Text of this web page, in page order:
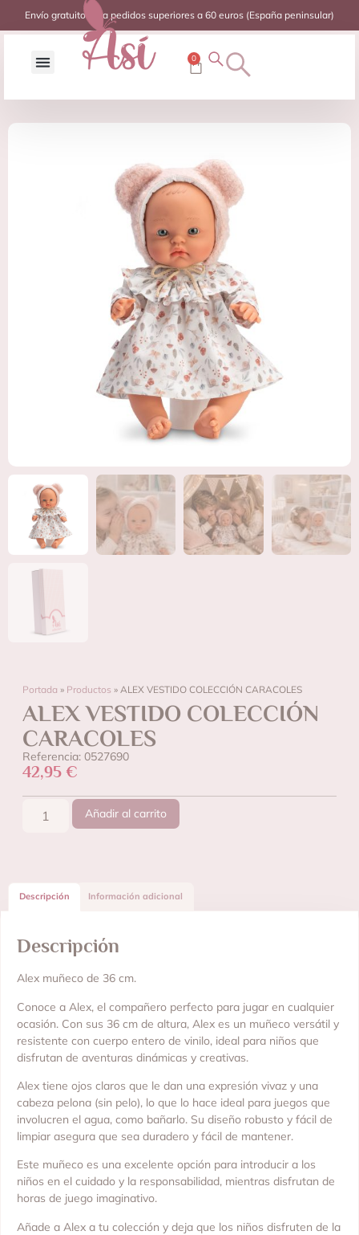
Envío gratuito para pedidos superiores a 60 euros (España peninsular)
0
Portada » Productos » ALEX VESTIDO COLECCIÓN CARACOLES
ALEX VESTIDO COLECCIÓN
CARACOLES
Referencia: 0527690
42,95 €
Añadir al carrito
Descripción Información adicional
Descripción
Alex muñeco de 36 cm.
Conoce a Alex, el compañero perfecto para jugar en cualquier
ocasión. Con sus 36 cm de altura, Alex es un muñeco versátil y
resistente con cuerpo entero de vinilo, ideal para niños que
disfrutan de aventuras dinámicas y creativas.
Alex tiene ojos claros que le dan una expresión vivaz y una
cabeza pelona (sin pelo), lo que lo hace ideal para juegos que
involucren el agua, como bañarlo. Su diseño robusto y fácil de
limpiar asegura que sea duradero y fácil de mantener.
Este muñeco es una excelente opción para introducir a los
niños en el cuidado y la responsabilidad, mientras disfrutan de
horas de juego imaginativo.
Añade a Alex a tu colección y deja que los niños disfruten de la